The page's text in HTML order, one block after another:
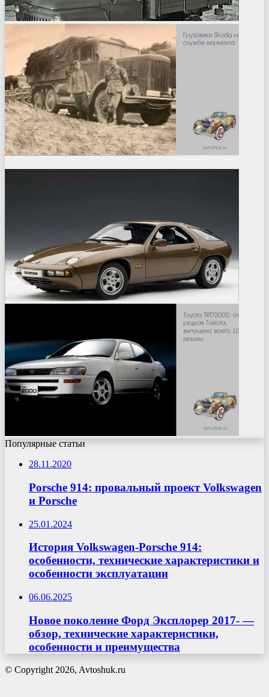
Популярные статьи
28.11.2020
Porsche 914: провальный проект Volkswagen
и Porsche
25.01.2024
История Volkswagen-Porsche 914:
особенности, технические характеристики и
особенности эксплуатации
06.06.2025
Новое поколение Форд Эксплорер 2017- —
обзор, технические характеристики,
особенности и преимущества
© Copyright 2026, Avtoshuk.ru